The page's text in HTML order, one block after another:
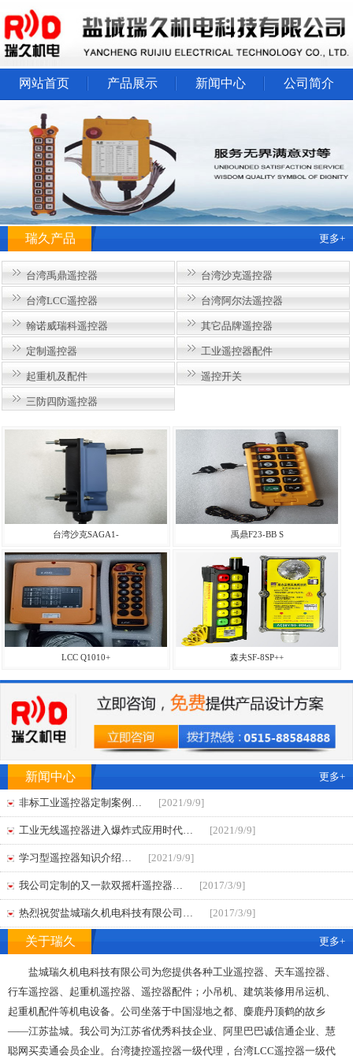
网站首页 产品展示 新闻中心 公司简介
瑞久产品 更多+
台湾禹鼎遥控器 台湾沙克遥控器
台湾LCC遥控器 台湾阿尔法遥控器
翰诺威瑞科遥控器 其它品牌遥控器
定制遥控器 工业遥控器配件
起重机及配件 遥控开关
三防四防遥控器
台湾沙克SAGA1- 禹鼎F23-BB S
LCC Q1010+ 森夫SF-8SP++
新闻中心 更多+
非标工业遥控器定制案例… [2021/9/9]
工业无线遥控器进入爆炸式应用时代… [2021/9/9]
学习型遥控器知识介绍… [2021/9/9]
我公司定制的又一款双摇杆遥控器… [2017/3/9]
热烈祝贺盐城瑞久机电科技有限公司… [2017/3/9]
关于瑞久 更多+
盐城瑞久机电科技有限公司为您提供各种工业遥控器、天车遥控器、
行车遥控器、起重机遥控器、遥控器配件；小吊机、建筑装修用吊运机、
起重机配件等机电设备。公司坐落于中国湿地之都、麋鹿丹顶鹤的故乡
——江苏盐城。我公司为江苏省优秀科技企业、阿里巴巴诚信通企业、慧
聪网买卖通会员企业。台湾捷控遥控器一级代理，台湾LCC遥控器一级代